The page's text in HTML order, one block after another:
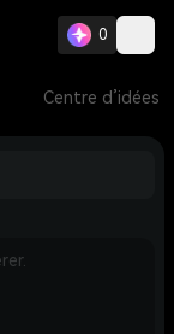
0
Centre d’idées